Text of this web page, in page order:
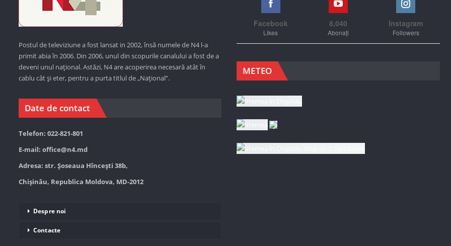
Postul de televiziune a fost lansat in 2002, însă numele de N4 l-a
primit abia în 2006. Din 2006, unul din scopurile canalului a fost de a
deveni unul național. Astăzi, N4 are acoperirea necesară atât în
cablu cât și eter, pentru a purta titlul de „Național”.
Date de contact
Telefon: 022-821-801
E-mail: office@n4.md
Adresa: str. Șoseaua Hînceşti 38b,
Chișinău, Republica Moldova, MD-2012
Despre noi
Contacte
Facebook
Likes
8,040
Abonați
Instagram
Followers
METEO